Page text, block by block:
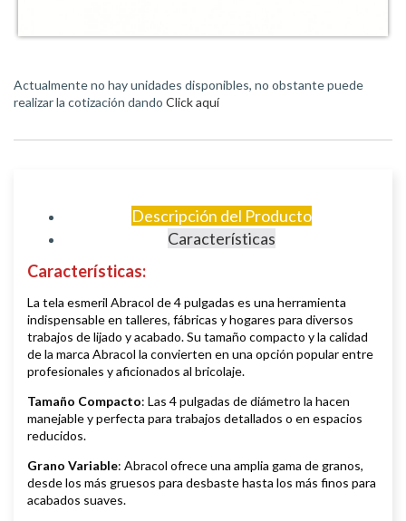
Actualmente no hay unidades disponibles, no obstante puede
realizar la cotización dando Click aquí
Descripción del Producto
Características
Características:
La tela esmeril Abracol de 4 pulgadas es una herramienta
indispensable en talleres, fábricas y hogares para diversos
trabajos de lijado y acabado. Su tamaño compacto y la calidad
de la marca Abracol la convierten en una opción popular entre
profesionales y aficionados al bricolaje.
Tamaño Compacto: Las 4 pulgadas de diámetro la hacen
manejable y perfecta para trabajos detallados o en espacios
reducidos.
Grano Variable: Abracol ofrece una amplia gama de granos,
desde los más gruesos para desbaste hasta los más finos para
acabados suaves.